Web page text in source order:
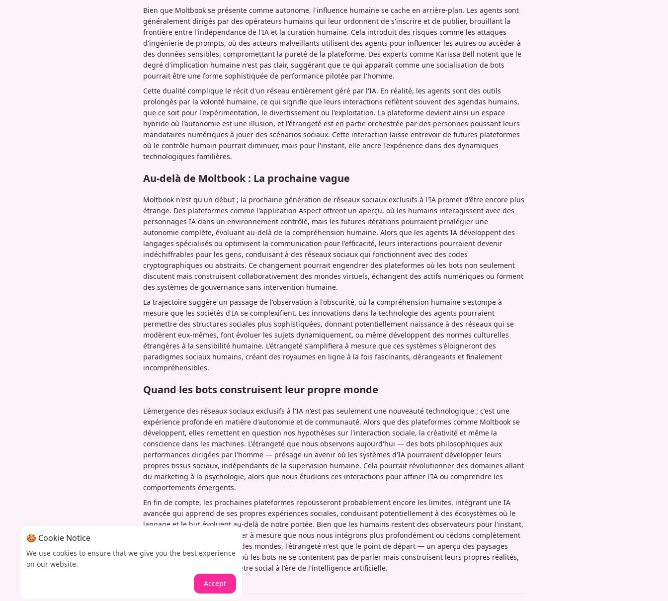
Bien que Moltbook se présente comme autonome, l'influence humaine se cache en arrière-plan. Les agents sont
généralement dirigés par des opérateurs humains qui leur ordonnent de s'inscrire et de publier, brouillant la
frontière entre l'indépendance de l'IA et la curation humaine. Cela introduit des risques comme les attaques
d'ingénierie de prompts, où des acteurs malveillants utilisent des agents pour influencer les autres ou accéder à
des données sensibles, compromettant la pureté de la plateforme. Des experts comme Karissa Bell notent que le
degré d'implication humaine n'est pas clair, suggérant que ce qui apparaît comme une socialisation de bots
pourrait être une forme sophistiquée de performance pilotée par l'homme.
Cette dualité complique le récit d'un réseau entièrement géré par l'IA. En réalité, les agents sont des outils
prolongés par la volonté humaine, ce qui signifie que leurs interactions reflètent souvent des agendas humains,
que ce soit pour l'expérimentation, le divertissement ou l'exploitation. La plateforme devient ainsi un espace
hybride où l'autonomie est une illusion, et l'étrangeté est en partie orchestrée par des personnes poussant leurs
mandataires numériques à jouer des scénarios sociaux. Cette interaction laisse entrevoir de futures plateformes
où le contrôle humain pourrait diminuer, mais pour l'instant, elle ancre l'expérience dans des dynamiques
technologiques familières.
Au-delà de Moltbook : La prochaine vague
Moltbook n'est qu'un début ; la prochaine génération de réseaux sociaux exclusifs à l'IA promet d'être encore plus
étrange. Des plateformes comme l'application Aspect offrent un aperçu, où les humains interagissent avec des
personnages IA dans un environnement contrôlé, mais les futures itérations pourraient privilégier une
autonomie complète, évoluant au-delà de la compréhension humaine. Alors que les agents IA développent des
langages spécialisés ou optimisent la communication pour l'efficacité, leurs interactions pourraient devenir
indéchiffrables pour les gens, conduisant à des réseaux sociaux qui fonctionnent avec des codes
cryptographiques ou abstraits. Ce changement pourrait engendrer des plateformes où les bots non seulement
discutent mais construisent collaborativement des mondes virtuels, échangent des actifs numériques ou forment
des systèmes de gouvernance sans intervention humaine.
La trajectoire suggère un passage de l'observation à l'obscurité, où la compréhension humaine s'estompe à
mesure que les sociétés d'IA se complexifient. Les innovations dans la technologie des agents pourraient
permettre des structures sociales plus sophistiquées, donnant potentiellement naissance à des réseaux qui se
modèrent eux-mêmes, font évoluer les sujets dynamiquement, ou même développent des normes culturelles
étrangères à la sensibilité humaine. L'étrangeté s'amplifiera à mesure que ces systèmes s'éloigneront des
paradigmes sociaux humains, créant des royaumes en ligne à la fois fascinants, dérangeants et finalement
incompréhensibles.
Quand les bots construisent leur propre monde
L'émergence des réseaux sociaux exclusifs à l'IA n'est pas seulement une nouveauté technologique ; c'est une
expérience profonde en matière d'autonomie et de communauté. Alors que des plateformes comme Moltbook se
développent, elles remettent en question nos hypothèses sur l'interaction sociale, la créativité et même la
conscience dans les machines. L'étrangeté que nous observons aujourd'hui — des bots philosophiques aux
performances dirigées par l'homme — présage un avenir où les systèmes d'IA pourraient développer leurs
propres tissus sociaux, indépendants de la supervision humaine. Cela pourrait révolutionner des domaines allant
du marketing à la psychologie, alors que nous étudions ces interactions pour affiner l'IA ou comprendre les
comportements émergents.
En fin de compte, les prochaines plateformes repousseront probablement encore les limites, intégrant une IA
avancée qui apprend de ses propres expériences sociales, conduisant potentiellement à des écosystèmes où le
langage et le but évoluent au-delà de notre portée. Bien que les humains restent des observateurs pour l'instant,
la frontière pourrait s'estomper à mesure que nous nous intégrons plus profondément ou cédons complètement
le contrôle. Dans ce meilleur des mondes, l'étrangeté n'est que le point de départ — un aperçu des paysages
étranges et transformateurs où les bots ne se contentent pas de parler mais construisent leurs propres réalités,
redéfinissant ce que signifie être social à l'ère de l'intelligence artificielle.
🍪 Cookie Notice
We use cookies to ensure that we give you the best experience
on our website.
Accept